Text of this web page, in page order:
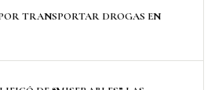
TRANSPORTAR DROGAS EN